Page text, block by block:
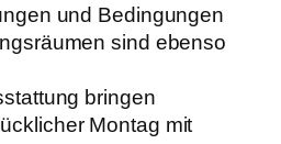
und Bedingungen
sind ebenso
bringen
Montag mit